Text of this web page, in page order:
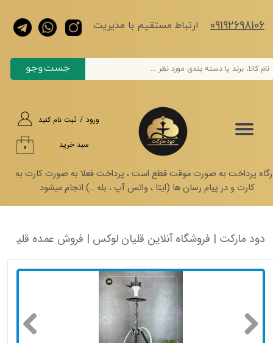
جست وجو
ورود / ثبت نام کنید
حساب کاربری من
سفارشات
خروج از حساب کاربری
۰ سبد خرید
​​​ارتباط مستقیم با مدیریت ​​​09192698106
پرداخت به صورت موقت قطع است ، پرداخت فعلا به صورت کارت به
کارت و در پیام رسان ها (ایتا ، واتس آپ ، بله ..) انجام میشود.
دود مارکت | فروشگاه آنلاین قلیان لوکس | فروش عمده قلیان